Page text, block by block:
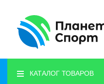
КАТАЛОГ ТОВАРОВ